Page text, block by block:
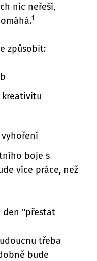
nic neřeší,
1
způsobit:
kreativitu
boje s
více práce, než
den "přestat
třeba
bude